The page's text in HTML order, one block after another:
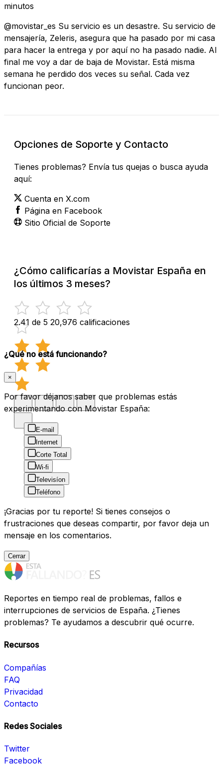
minutos
@movistar_es Su servicio es un desastre. Su servicio de
mensajería, Zeleris, asegura que ha pasado por mi casa
para hacer la entrega y por aquí no ha pasado nadie. Al
final me voy a dar de baja de Movistar. Está misma
semana he perdido dos veces su señal. Cada vez
funcionan peor.
Opciones de Soporte y Contacto
Tienes problemas? Envía tus quejas o busca ayuda
aquí:
Cuenta en X.com
Página en Facebook
Sitio Oficial de Soporte
¿Cómo calificarías a Movistar España en
los últimos 3 meses?
2.41 de 5 20,976 calificaciones
¿Qué no está funcionando?
×
Por favor déjanos saber que problemas estás
experimentando con Movistar España:
E-mail
Internet
Corte Total
Wi-fi
Televisíon
Teléfono
¡Gracias por tu reporte! Si tienes consejos o
frustraciones que deseas compartir, por favor deja un
mensaje en los comentarios.
Cerrar
Reportes en tiempo real de problemas, fallos e
interrupciones de servicios de España. ¿Tienes
problemas? Te ayudamos a descubrir qué ocurre.
Recursos
Compañías
FAQ
Privacidad
Contacto
Redes Sociales
Twitter
Facebook